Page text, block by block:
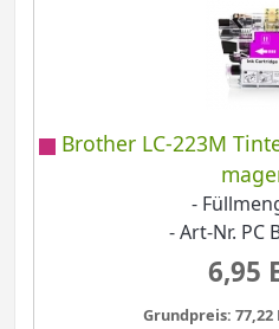
Brother LC-223M
-
- Art-Nr. PC
6,95
Grundpreis: 77,22